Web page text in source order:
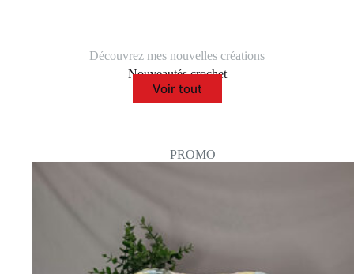
Découvrez mes nouvelles créations
Nouveautés crochet
Voir tout
PROMO